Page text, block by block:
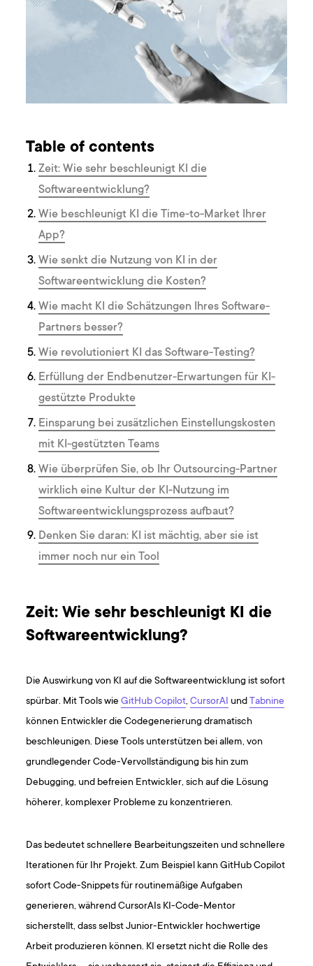
Table of contents
Zeit: Wie sehr beschleunigt KI die
Softwareentwicklung?
Wie beschleunigt KI die Time-to-Market Ihrer
App?
Wie senkt die Nutzung von KI in der
Softwareentwicklung die Kosten?
Wie macht KI die Schätzungen Ihres Software-
Partners besser?
Wie revolutioniert KI das Software-Testing?
Erfüllung der Endbenutzer-Erwartungen für KI-
gestützte Produkte
Einsparung bei zusätzlichen Einstellungskosten
mit KI-gestützten Teams
Wie überprüfen Sie, ob Ihr Outsourcing-Partner
wirklich eine Kultur der KI-Nutzung im
Softwareentwicklungsprozess aufbaut?
Denken Sie daran: KI ist mächtig, aber sie ist
immer noch nur ein Tool
Zeit: Wie sehr beschleunigt KI die
Softwareentwicklung?
Die Auswirkung von KI auf die Softwareentwicklung ist sofort
spürbar. Mit Tools wieGitHub Copilot,CursorAI undTabnine
können Entwickler die Codegenerierung dramatisch
beschleunigen. Diese Tools unterstützen bei allem, von
grundlegender Code-Vervollständigung bis hin zum
Debugging, und befreien Entwickler, sich auf die Lösung
höherer, komplexer Probleme zu konzentrieren.
Das bedeutet schnellere Bearbeitungszeiten und schnellere
Iterationen für Ihr Projekt. Zum Beispiel kann GitHub Copilot
sofort Code-Snippets für routinemäßige Aufgaben
generieren, während CursorAIs KI-Code-Mentor
sicherstellt, dass selbst Junior-Entwickler hochwertige
Arbeit produzieren können. KI ersetzt nicht die Rolle des